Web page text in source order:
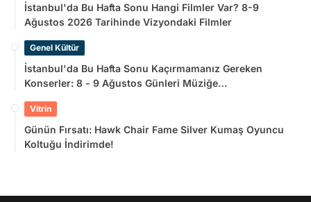
İstanbul'da Bu Hafta Sonu Hangi Filmler Var? 8-9
Ağustos 2026 Tarihinde Vizyondaki Filmler
Genel Kültür
İstanbul'da Bu Hafta Sonu Kaçırmamanız Gereken
Konserler: 8 - 9 Ağustos Günleri Müziğe
Vitrin
Günün Fırsatı: Hawk Chair Fame Silver Kumaş Oyuncu
Koltuğu İndirimde!